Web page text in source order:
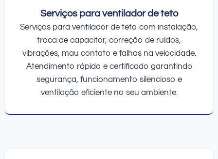
Serviços para ventilador de teto
Serviços para ventilador de teto com instalação,
troca de capacitor, correção de ruídos,
vibrações, mau contato e falhas na velocidade.
Atendimento rápido e certificado garantindo
segurança, funcionamento silencioso e
ventilação eficiente no seu ambiente.